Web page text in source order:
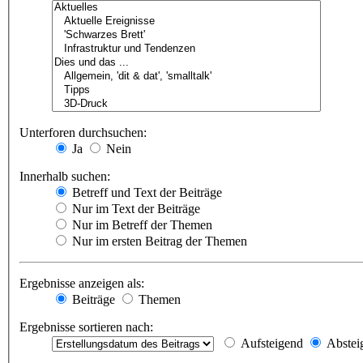
Unterforen durchsuchen:
Ja
Nein
Innerhalb suchen:
Betreff und Text der Beiträge
Nur im Text der Beiträge
Nur im Betreff der Themen
Nur im ersten Beitrag der Themen
Ergebnisse anzeigen als:
Beiträge
Themen
Ergebnisse sortieren nach:
Aufsteigend